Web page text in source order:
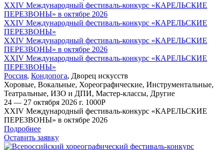
ХXIV Международный фестиваль-конкурс «КАРЕЛЬСКИЕ
ПЕРЕЗВОНЫ» в октябре 2026
ХXIV Международный фестиваль-конкурс «КАРЕЛЬСКИЕ
ПЕРЕЗВОНЫ»
ХXIV Международный фестиваль-конкурс «КАРЕЛЬСКИЕ
ПЕРЕЗВОНЫ» в октябре 2026
ХXIV Международный фестиваль-конкурс «КАРЕЛЬСКИЕ
ПЕРЕЗВОНЫ»
Россия, Кондопога, Дворец искусств
Хоровые, Вокальные, Хореографические, Инструментальные,
Театральные, ИЗО и ДПИ, Мастер-классы, Другие
24 — 27 октября 2026 г. 1000Р
ХXIV Международный фестиваль-конкурс «КАРЕЛЬСКИЕ
ПЕРЕЗВОНЫ» в октябре 2026
Подробнее
Оставить заявку